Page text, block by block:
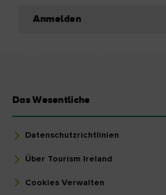
Anmelden
Das Wesentliche
Datenschutzrichtlinien
Über Tourism Ireland
Cookies Verwalten